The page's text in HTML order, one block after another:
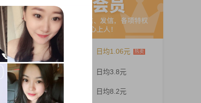
日均1.06元
日均3.8元
日均8.2元